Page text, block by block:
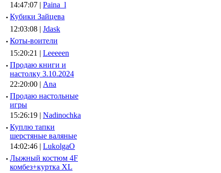
14:47:07 | Paina_l
· Кубики Зайцева
12:03:08 | Jdask
· Коты-воители
15:20:21 | Leeeeen
· Продаю книги и
настолку 3.10.2024
22:20:00 | Ana
· Продаю настольные
игры
15:26:19 | Nadinochka
· Куплю тапки
шерстяные валяные
14:02:46 | LukolgaO
· Лыжный костюм 4F
комбез+куртка XL